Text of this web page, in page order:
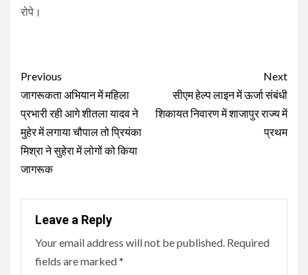
रोपे।
Continue
Reading
Previous
जागरूकता अभियान में महिला
प्रभारी रही आगे शीतला यादव ने
मुहेर में लगाया चौपाल तो प्रियंका
मिश्रा ने सुहेरा में लोगों को किया
जागरूक
Next
सीएम हेल्प लाइन में ऊर्जा संबंधी
शिकायत निवारण में शाजापुर राज्य में
प्रथम
Leave a Reply
Your email address will not be published. Required
fields are marked*